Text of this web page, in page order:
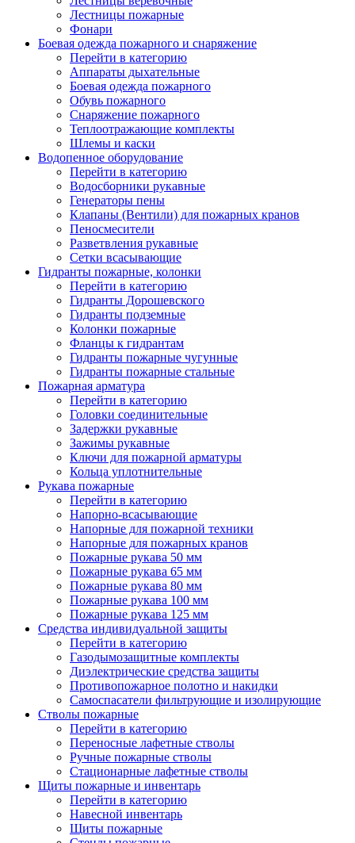
Лестницы пожарные
Фонари
Боевая одежда пожарного и снаряжение
Перейти в категорию
Аппараты дыхательные
Боевая одежда пожарного
Обувь пожарного
Снаряжение пожарного
Теплоотражающие комплекты
Шлемы и каски
Водопенное оборудование
Перейти в категорию
Водосборники рукавные
Генераторы пены
Клапаны (Вентили) для пожарных кранов
Пеносмесители
Разветвления рукавные
Сетки всасывающие
Гидранты пожарные, колонки
Перейти в категорию
Гидранты Дорошевского
Гидранты подземные
Колонки пожарные
Фланцы к гидрантам
Гидранты пожарные чугунные
Гидранты пожарные стальные
Пожарная арматура
Перейти в категорию
Головки соединительные
Задержки рукавные
Зажимы рукавные
Ключи для пожарной арматуры
Кольца уплотнительные
Рукава пожарные
Перейти в категорию
Напорно-всасывающие
Напорные для пожарной техники
Напорные для пожарных кранов
Пожарные рукава 50 мм
Пожарные рукава 65 мм
Пожарные рукава 80 мм
Пожарные рукава 100 мм
Пожарные рукава 125 мм
Средства индивидуальной защиты
Перейти в категорию
Газодымозащитные комплекты
Диэлектрические средства защиты
Противопожарное полотно и накидки
Самоспасатели фильтрующие и изолирующие
Стволы пожарные
Перейти в категорию
Переносные лафетные стволы
Ручные пожарные стволы
Стационарные лафетные стволы
Щиты пожарные и инвентарь
Перейти в категорию
Навесной инвентарь
Щиты пожарные